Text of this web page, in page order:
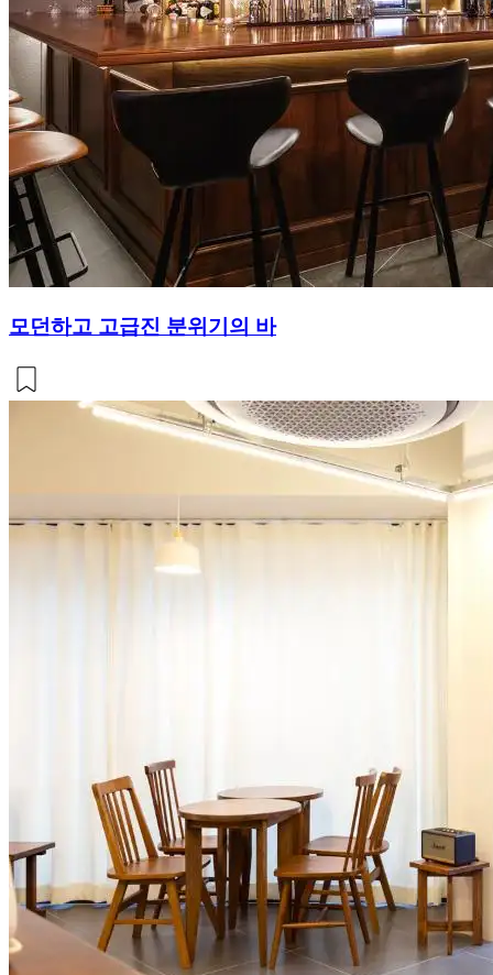
모던하고 고급진 분위기의 바